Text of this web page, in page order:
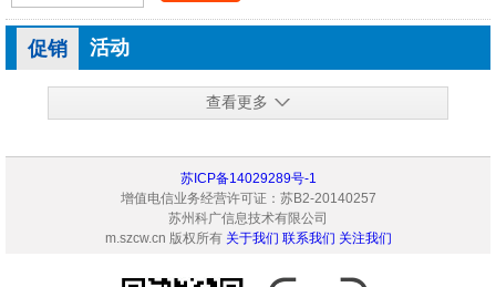
促销 活动
查看更多
苏ICP备14029289号-1
增值电信业务经营许可证：苏B2-20140257
苏州科广信息技术有限公司
m.szcw.cn 版权所有 关于我们 联系我们 关注我们